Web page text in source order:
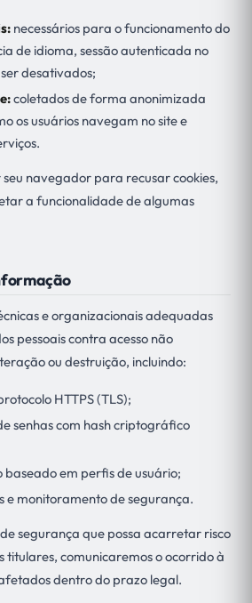
necessários para o funcionamento do
de idioma, sessão autenticada no
desativados;
coletados de forma anonimizada
os usuários navegam no site e
navegador para recusar cookies,
a funcionalidade de algumas
e organizacionais adequadas
pessoais contra acesso não
ou destruição, incluindo:
HTTPS (TLS);
senhas com hash criptográfico
baseado em perfis de usuário;
e monitoramento de segurança.
segurança que possa acarretar risco
titulares, comunicaremos o ocorrido à
dentro do prazo legal.